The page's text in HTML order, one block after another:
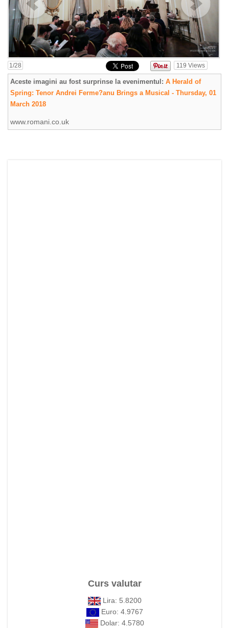
1/28 119 Views
Aceste imagini au fost surprinse la evenimentul: A Herald of
Spring: Tenor Andrei Ferme?anu Brings a Musical - Thursday, 01
March 2018
www.romani.co.uk
Curs valutar
Lira: 5.8200
Euro: 4.9767
Dolar: 4.5780